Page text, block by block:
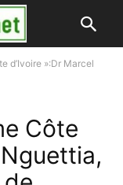
d’Ivoire »:Dr Marcel
Côte